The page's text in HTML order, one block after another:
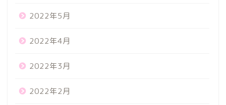
2022年5月
2022年4月
2022年3月
2022年2月